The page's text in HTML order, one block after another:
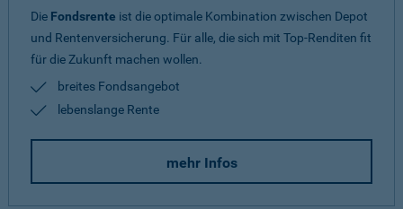
Die Fondsrente ist die optimale Kombination zwischen Depot
und Rentenversicherung. Für alle, die sich mit Top-Renditen fit
für die Zukunft machen wollen.
breites Fondsangebot
lebenslange Rente
mehr Infos